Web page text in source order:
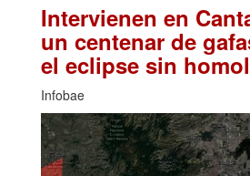
Intervienen en
un centenar de
el eclipse sin
Infobae